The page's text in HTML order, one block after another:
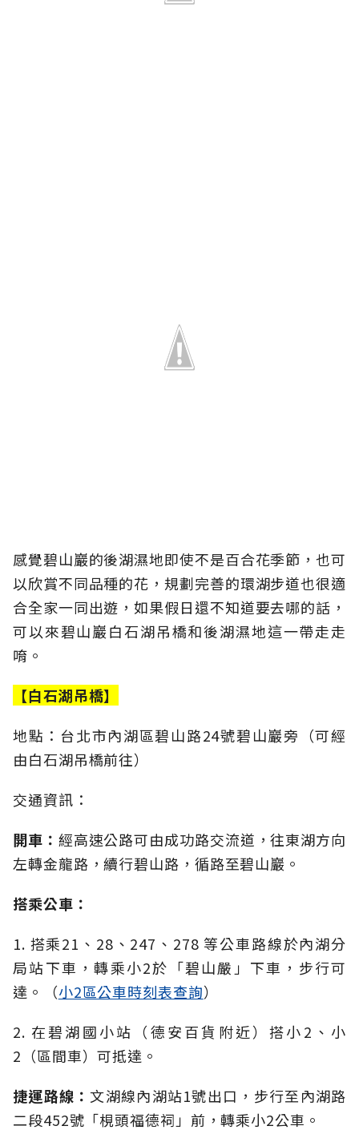
感覺碧山巖的後湖濕地即使不是百合花季節，也可
以欣賞不同品種的花，規劃完善的環湖步道也很適
合全家一同出遊，如果假日還不知道要去哪的話，
可以來碧山巖白石湖吊橋和後湖濕地這一帶走走
唷。
【白石湖吊橋】
地點：台北市內湖區碧山路24號碧山巖旁（可經
由白石湖吊橋前往）
交通資訊：
開車： 經高速公路可由成功路交流道，往東湖方向
左轉金龍路，續行碧山路，循路至碧山巖。
搭乘公車：
1. 搭乘21、28、247、278 等公車路線於內湖分
局站下車，轉乘小2於「碧山嚴」下車，步行可
達。（小2區公車時刻表查詢）
2. 在碧湖國小站（德安百貨附近）搭小2、小
2（區間車）可抵達。
捷運路線： 文湖線內湖站1號出口，步行至內湖路
二段452號「梘頭福德祠」前，轉乘小2公車。